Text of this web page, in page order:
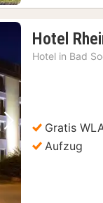
Nächstes Bild
Hotel
Hotel in Bad
Gratis
Aufzug